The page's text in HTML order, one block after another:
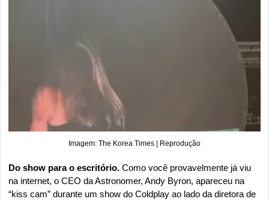
Imagem: The Korea Times | Reprodução
Do show para o escritório. Como você provavelmente já viu
na internet, o CEO da Astronomer, Andy Byron, apareceu na
“kiss cam” durante um show do Coldplay ao lado da diretora de